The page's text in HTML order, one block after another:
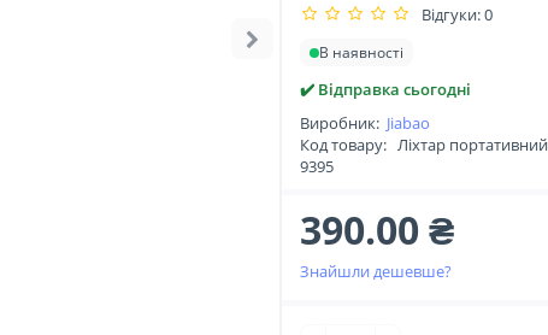
Відгуки: 0
В наявності
✔️ Відправка сьогодні
Виробник: Jiabao
Код товару: Ліхтар
9395
390.00 ₴
Знайшли дешевше?